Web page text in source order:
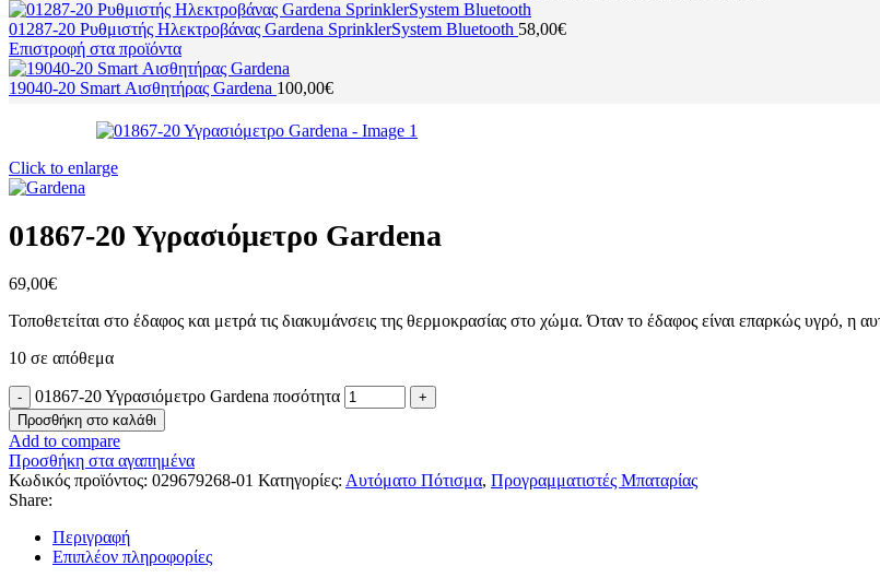
01287-20 Ρυθμιστής Ηλεκτροβάνας Gardena SprinklerSystem Bluetooth 58,00€
Επιστροφή στα προϊόντα
19040-20 Smart Αισθητήρας Gardena 100,00€
Click to enlarge
01867-20 Υγρασιόμετρο Gardena
69,00€
Τοποθετείται στο έδαφος και μετρά τις διακυμάνσεις της θερμοκρασίας στο χώμα. Όταν το έδαφος είναι επαρκώς υγρό, η
10 σε απόθεμα
01867-20 Υγρασιόμετρο Gardena ποσότητα
Προσθήκη στο καλάθι
Add to compare
Προσθήκη στα αγαπημένα
Κωδικός προϊόντος: 029679268-01 Κατηγορίες: Αυτόματο Πότισμα, Προγραμματιστές Μπαταρίας
Share:
Περιγραφή
Επιπλέον πληροφορίες